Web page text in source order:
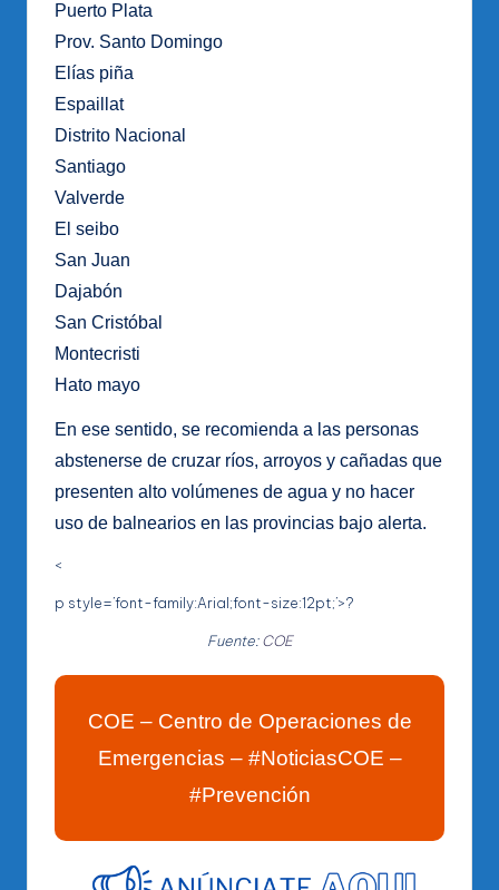
Puerto Plata
Prov. Santo Domingo
Elías piña
Espaillat
Distrito Nacional
Santiago
Valverde
El seibo
San Juan
Dajabón
San Cristóbal
Montecristi
Hato mayo
En ese sentido, se recomienda a las personas
abstenerse de cruzar ríos, arroyos y cañadas que
presenten alto volúmenes de agua y no hacer
uso de balnearios en las provincias bajo alerta.
<
p style=’font-family:Arial;font-size:12pt;’>?
Fuente:COE
COE – Centro de Operaciones de
Emergencias – #NoticiasCOE –
#Prevención